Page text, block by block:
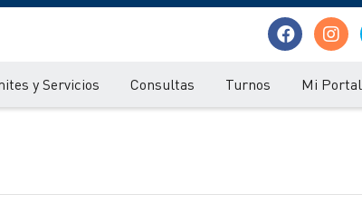
y Servicios Consultas Turnos Mi Portal